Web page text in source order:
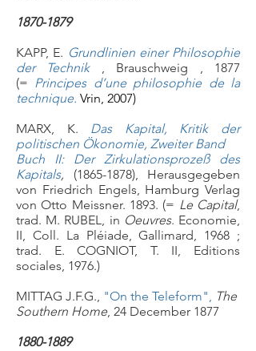
1870-1879
KAPP, E. Grundlinien einer Philosophie
der Technik, Brauschweig , 1877
(= Principes d’une philosophie de la
technique. Vrin, 2007)
MARX, K. Das Kapital, Kritik der
politischen Ökonomie, Zweiter Band
Buch II: Der Zirkulationsprozeß des
Kapitals, (1865-1878), Herausgegeben
von Friedrich Engels, Hamburg Verlag
von Otto Meissner. 1893. (= Le Capital,
trad. M. RUBEL, in Oeuvres. Economie,
II, Coll. La Pléiade, Gallimard, 1968 ;
trad. E. COGNIOT, T. II, Editions
sociales, 1976.)
MITTAG J.F.G., "On the Teleform", The
Southern Home, 24 December 1877
1880-1889